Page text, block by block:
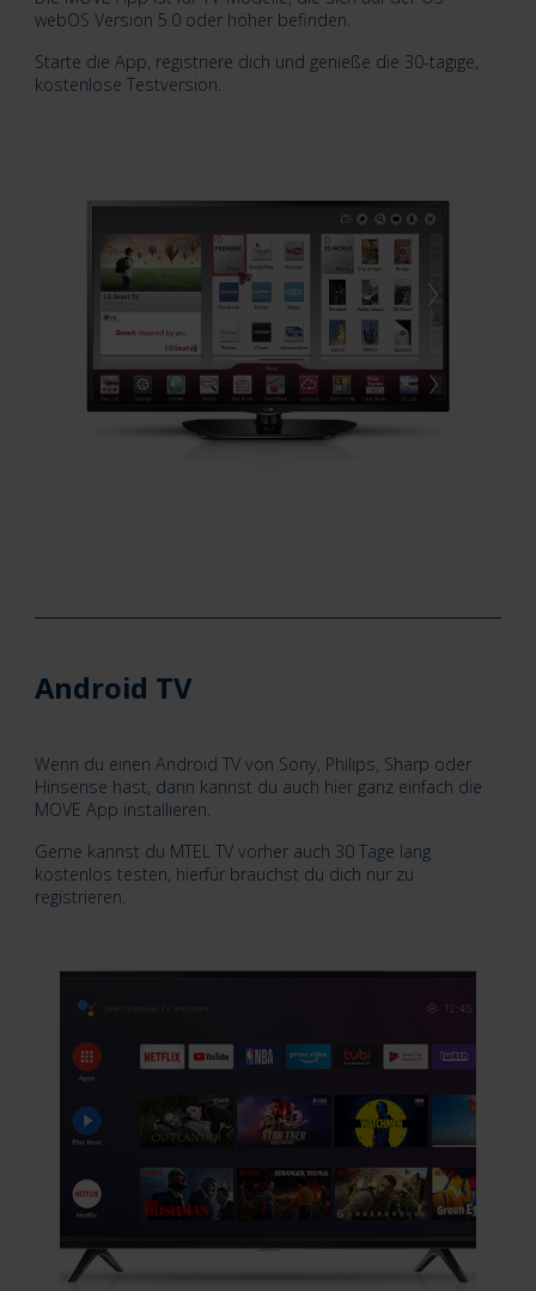
webOS Version 5.0 oder höherbefinden.
Starte die App, registriere dich und genieße die 30-tägige,
kostenlose Testversion.
Android TV
Wenn du einen Android TV von Sony, Philips, Sharp oder
Hinsense hast, dann kannst du auch hier ganz einfach die
MOVE App installieren.
Gerne kannst du MTEL TV vorher auch 30 Tage lang
kostenlos testen, hierfür brauchst du dich nur zu
registrieren.